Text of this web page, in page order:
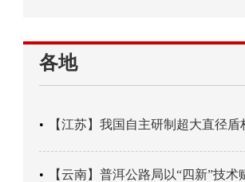
各地
【江苏】我国自主研制超大直径盾构机“南湖号”
【云南】普洱公路局以“四新”技术赋